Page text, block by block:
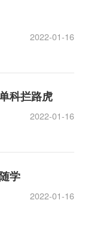
2022-01-16
科拦路虎
2022-01-16
学
2022-01-16